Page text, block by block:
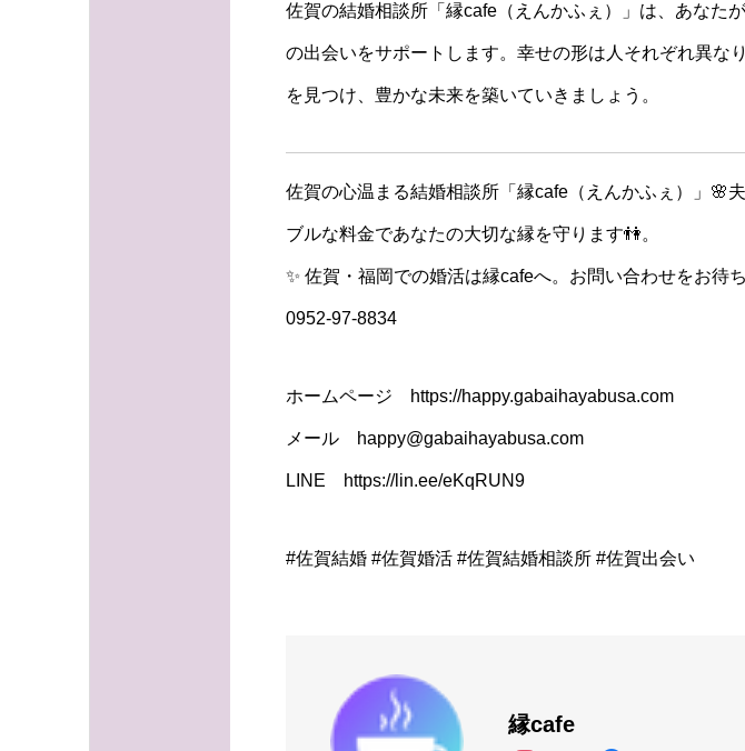
佐賀の結婚相談所「縁cafe（えんかふぇ）」は、あなた
の出会いをサポートします。幸せの形は人それぞれ異な
を見つけ、豊かな未来を築いていきましょう。
佐賀の心温まる結婚相談所「縁cafe（えんかふぇ）」🌸
ブルな料金であなたの大切な縁を守ります👫。
✨ 佐賀・福岡での婚活は縁cafeへ。お問い合わせをお待
0952-97-8834
ホームページ https://happy.gabaihayabusa.com
メール happy@gabaihayabusa.com
LINE https://lin.ee/eKqRUN9
#佐賀結婚 #佐賀婚活 #佐賀結婚相談所 #佐賀出会い
縁cafe